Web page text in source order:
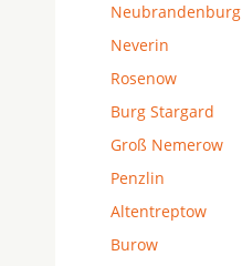
Neubrandenburg
Neverin
Rosenow
Burg Stargard
Groß Nemerow
Penzlin
Altentreptow
Burow